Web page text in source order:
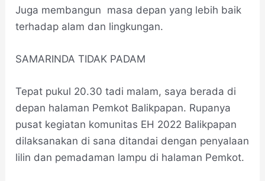
Juga membangun masa depan yang lebih baik
terhadap alam dan lingkungan.
SAMARINDA TIDAK PADAM
Tepat pukul 20.30 tadi malam, saya berada di
depan halaman Pemkot Balikpapan. Rupanya
pusat kegiatan komunitas EH 2022 Balikpapan
dilaksanakan di sana ditandai dengan penyalaan
lilin dan pemadaman lampu di halaman Pemkot.